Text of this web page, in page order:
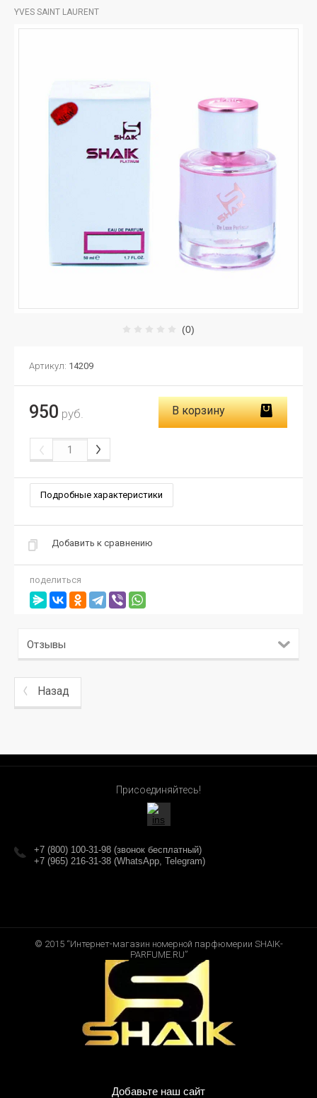
YVES SAINT LAURENT
(0)
Артикул: 14209
950 руб. В корзину
Подробные характеристики
Добавить к сравнению
поделиться
Отзывы
Назад
Присоединяйтесь!
+7 (800) 100-31-98 (звонок бесплатный)
+7 (965) 216-31-38 (WhatsApp, Telegram)
© 2015 “Интернет-магазин номерной парфюмерии SHAIK-
PARFUME.RU”
Добавьте наш сайт